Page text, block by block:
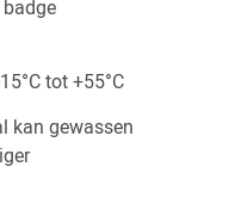
tot +55°C
kan gewassen